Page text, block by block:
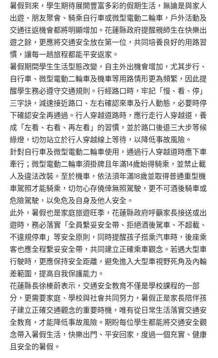
暑假到來，學生期待展開豐富多彩的假期生活，無論是與家人
出遊、朋友聚會、騎乘自行車或微型電動二輪車，戶外活動及
交通往返機會都將明顯增加。花蓮縣政府提醒親師生在快樂出
遊之餘，更應將交通安全放在第一位，共同培養良好的用路習
慣，讓每一趟旅程都能平安返家。
暑假期間學生生活型態改變，自主外出機會增加，尤其步行、
自行車、微型電動二輪車及機車等用路情形更為頻繁，因此提
醒學生務必遵守交通規則。行經路口時，牢記「慢、看、停」
三字訣，減速接近路口、左右確認來車及行人動態，必要時停
下確認安全再通過。行人穿越道路時，應行走行人穿越道，養
成「左看、右看、再左看」的習慣，並於路口後退三大步等候
綠燈，切勿站立於行人穿越線上等待，以降低事故風險。
針對自行車及微型電動二輪車使用，通過行人穿越道時應下車
牽行；微型電動二輪車須掛牌且年滿14歲始得騎乘，並禁止載
人及違法改裝。至於機車，依法須年滿18歲並取得普通重型機
車駕照才能騎乘，切勿心存僥倖無照駕駛，更不可酒後騎車或
危險駕駛，以免危及自身及他人安全。
此外，暑假也是家庭旅遊旺季，花蓮縣政府呼籲家長接送或出
遊時，務必落實「全員繫妥安全帶、拒絕酒後駕車、不超載、
不違規停車」等安全原則，同時提醒孩子搭乘汽車時，後座乘
客也應全程繫妥安全帶，共同建立正確乘車觀念。若遇大型車
行駛時，更應保持安全距離，避免進入大型車視野死角及內輪
差範圍，提高自我保護能力。
花蓮縣長徐榛蔚表示，交通安全教育不僅是學校課程的一部
分，更需要家庭、學校與社會共同努力，暑假正是家長陪伴孩
子建立正確交通觀念的重要時機，唯有從日常生活落實交通安
全教育，才能降低事故風險。期盼每位學生都能將交通安全觀
念帶入暑假生活，快樂出門、平安回家，度過一個充實、健康
且安全的暑假。